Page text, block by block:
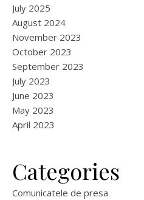
July 2025
August 2024
November 2023
October 2023
September 2023
July 2023
June 2023
May 2023
April 2023
Categories
Comunicatele de presa